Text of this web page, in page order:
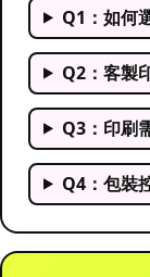
Q1：如何
Q2：客製
Q3：印刷
Q4：包裝